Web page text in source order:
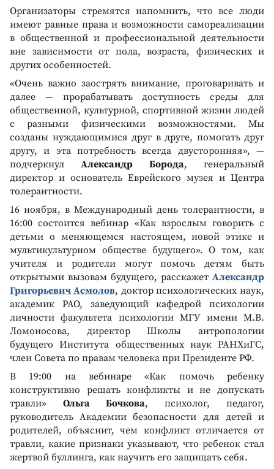
Организаторы стремятся напомнить, что все люди
имеют равные права и возможности самореализации
в общественной и профессиональной деятельности
вне зависимости от пола, возраста, физических и
других особенностей.
«Очень важно заострять внимание, проговаривать и
далее — прорабатывать доступность среды для
общественной, культурной, спортивной жизни людей
с разными физическими возможностями. Мы
созданы нуждающимися друг в друге, помогать друг
другу, и эта потребность всегда двусторонняя», —
подчеркнулАлександр Борода, генеральный
директор и основатель Еврейского музея и Центра
толерантности.
16 ноября, в Международный день толерантности, в
16:00 состоится вебинар «Как взрослым говорить с
детьми о меняющемся настоящем, новой этике и
мультикультурном обществе будущего». О том, как
учителя и родители могут помочь детям быть
открытыми вызовам будущего, расскажет Александр
Григорьевич Асмолов, доктор психологических наук,
академик РАО, заведующий кафедрой психологии
личности факультета психологии МГУ имени М.В.
Ломоносова, директор Школы антропологии
будущего Института общественных наук РАНХиГС,
член Совета по правам человека при Президенте РФ.
В 19:00 на вебинаре «Как помочь ребенку
конструктивно решать конфликты и не допускать
травли» Ольга Бочкова, психолог, педагог,
руководитель Академии безопасности для детей и
родителей, объяснит, чем конфликт отличается от
травли, какие признаки указывают, что ребенок стал
жертвой буллинга, как научить его защищать себя.